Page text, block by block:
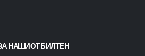
НАШИОТ БИЛТЕН